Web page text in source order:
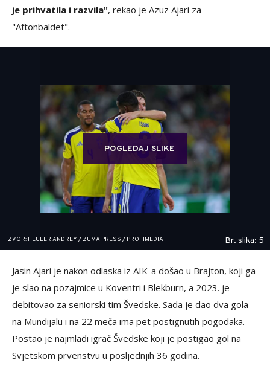
je prihvatila i razvila", rekao je Azuz Ajari za
"Aftonbaldet".
POGLEDAJ SLIKE
IZVOR: HEULER ANDREY / ZUMA PRESS / PROFIMEDIA Br. slika: 5
Jasin Ajari je nakon odlaska iz AIK-a došao u Brajton, koji ga
je slao na pozajmice u Koventri i Blekburn, a 2023. je
debitovao za seniorski tim Švedske. Sada je dao dva gola
na Mundijalu i na 22 meča ima pet postignutih pogodaka.
Postao je najmlađi igrač Švedske koji je postigao gol na
Svjetskom prvenstvu u posljednjih 36 godina.